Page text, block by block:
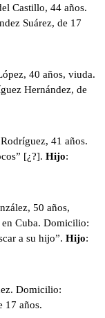
Castillo, 44 años.
Suárez, de 17
40 años, viuda.
Hernández, de
41 años.
[¿?]. Hijo:
50 años,
en Cuba. Domicilio:
a su hijo”. Hijo:
Domicilio:
17 años.